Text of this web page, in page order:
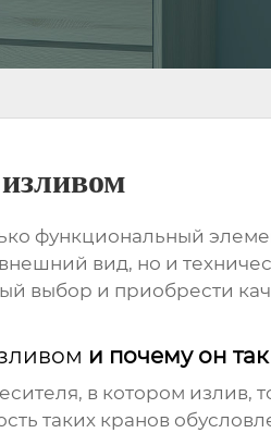
функциональный
вид, но и
выбор и приобрести
и почему он
в котором излив,
таких кранов